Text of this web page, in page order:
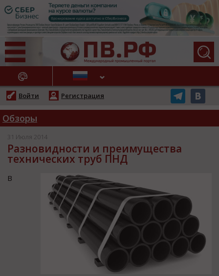
НОВОСТИ
Войти Регистрация
Обзоры
31 Июля 2014
Разновидности и преимущества
технических труб ПНД
В